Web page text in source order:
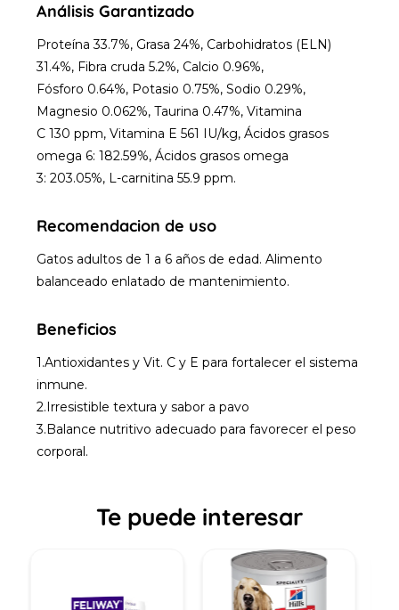
Análisis Garantizado
Proteína 33.7%, Grasa 24%, Carbohidratos (ELN)
31.4%, Fibra cruda 5.2%, Calcio 0.96%,
Fósforo 0.64%, Potasio 0.75%, Sodio 0.29%,
Magnesio 0.062%, Taurina 0.47%, Vitamina
C 130 ppm, Vitamina E 561 IU/kg, Ácidos grasos
omega 6: 182.59%, Ácidos grasos omega
3: 203.05%, L-carnitina 55.9 ppm.
Recomendacion de uso
Gatos adultos de 1 a 6 años de edad. Alimento
balanceado enlatado de mantenimiento.
Beneficios
1.Antioxidantes y Vit. C y E para fortalecer el sistema
inmune.
2.Irresistible textura y sabor a pavo
3.Balance nutritivo adecuado para favorecer el peso
corporal.
Te puede interesar